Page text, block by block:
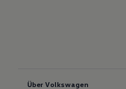
Über Volkswagen